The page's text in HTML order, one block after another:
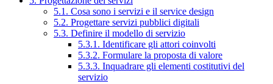
5.1. Cosa sono i servizi e il service design
5.2. Progettare servizi pubblici digitali
5.3. Definire il modello di servizio
5.3.1. Identificare gli attori coinvolti
5.3.2. Formulare la proposta di valore
5.3.3. Inquadrare gli elementi costitutivi del
servizio